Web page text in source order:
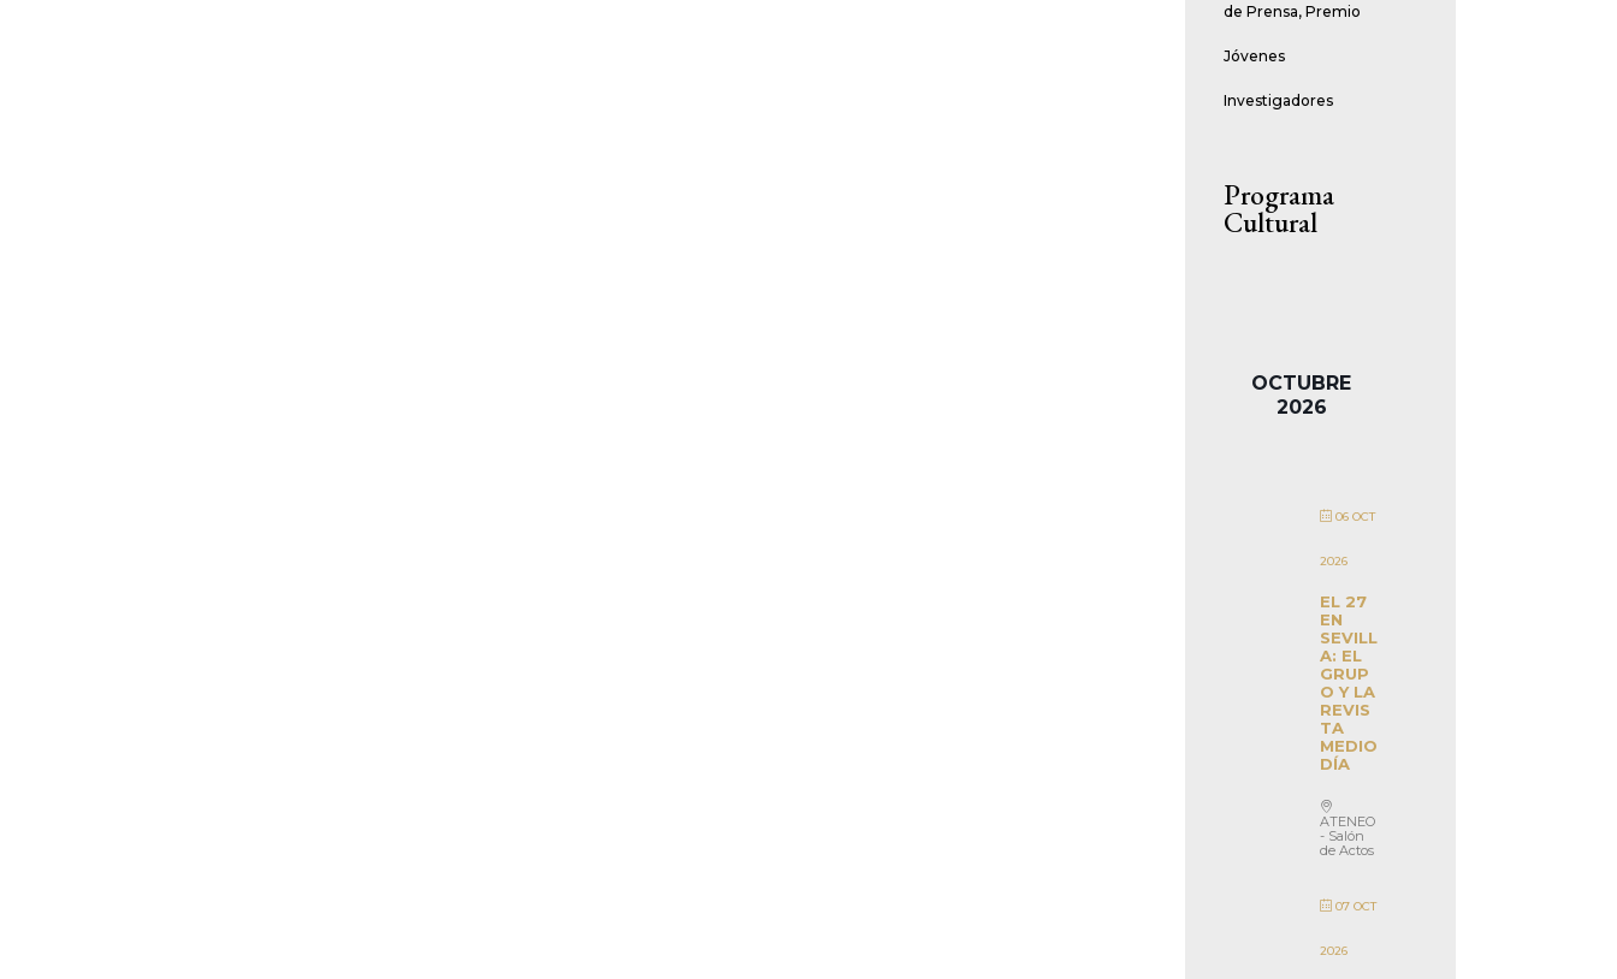
de Prensa,Premio
Jóvenes
Investigadores
Programa
Cultural
OCTUBRE
2026
06 OCT
2026
EL 27
EN
SEVILL
A: EL
GRUP
O Y LA
REVIS
TA
MEDIO
DÍA
ATENEO
- Salón
de Actos
07 OCT
2026